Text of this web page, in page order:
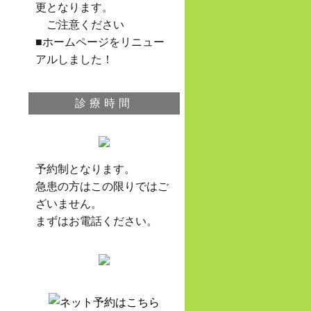
更となります。
ご注意ください
■ホームページをリニュー
アルしました！
診療時間
予約制となります。
急患の方はこの限りではご
ざいません。
まずはお電話ください。